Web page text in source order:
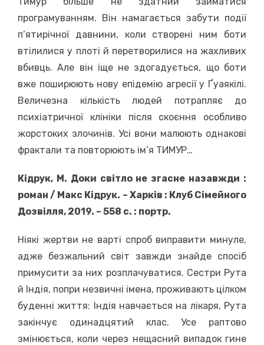
програмуванням. Він намагається забути події
п’ятирічної давнини, коли створені ним боти
втілилися у плоті й перетворилися на жахливих
вбивць. Але він іще не здогадується, що боти
вже поширюють нову епідемію агресії у Ґуаякілі.
Величезна кількість людей потрапляє до
психіатричної клініки після скоєння особливо
жорстоких злочинів. Усі вони малюють однакові
фрактали та повторюють ім’я ТИМУР…
Кідрук, М. Доки світло не згасне назавжди :
роман / Макс Кідрук. – Харків : Клуб Сімейного
Дозвілля, 2019. – 558 с. : портр.
Ніякі жертви не варті спроб виправити минуле,
адже безжальний світ завжди знайде спосіб
примусити за них розплачуватися. Сестри Рута
й Індія, попри незвичні імена, проживають цілком
буденні життя: Індія навчається на лікаря, Рута
закінчує одинадцятий клас. Усе раптово
змінюється, коли через нещасний випадок гине